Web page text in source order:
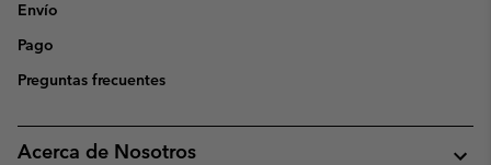
Envío
Pago
Preguntas frecuentes
Acerca de Nosotros